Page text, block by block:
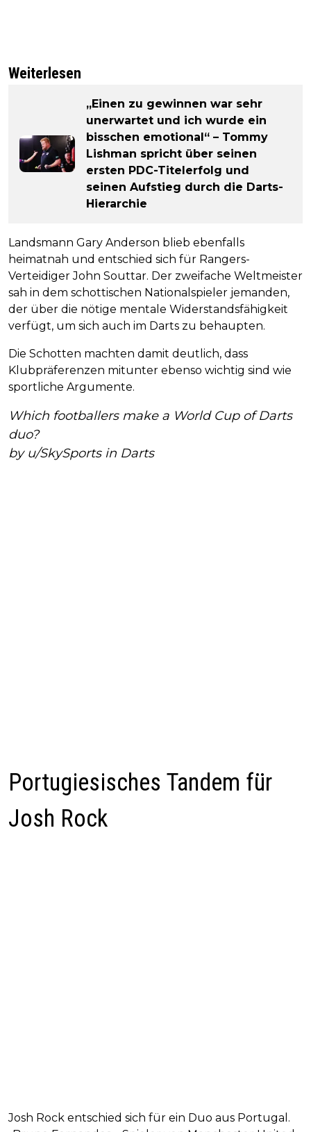
Weiterlesen
„Einen zu gewinnen war sehr
unerwartet und ich wurde ein
bisschen emotional“ – Tommy
Lishman spricht über seinen
ersten PDC-Titelerfolg und
seinen Aufstieg durch die Darts-
Hierarchie
Landsmann Gary Anderson blieb ebenfalls
heimatnah und entschied sich für Rangers-
Verteidiger John Souttar. Der zweifache Weltmeister
sah in dem schottischen Nationalspieler jemanden,
der über die nötige mentale Widerstandsfähigkeit
verfügt, um sich auch im Darts zu behaupten.
Die Schotten machten damit deutlich, dass
Klubpräferenzen mitunter ebenso wichtig sind wie
sportliche Argumente.
Which footballers make a World Cup of Darts
duo?
by u/SkySportsin Darts
Portugiesisches Tandem für
Josh Rock
Josh Rock entschied sich für ein Duo aus Portugal.